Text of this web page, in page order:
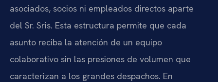
asociados, socios ni empleados directos aparte
del Sr. Sris. Esta estructura permite que cada
asunto reciba la atención de un equipo
colaborativo sin las presiones de volumen que
caracterizan a los grandes despachos. En